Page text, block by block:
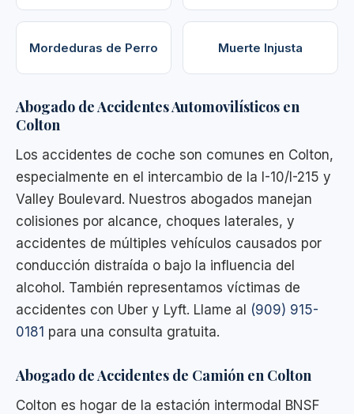
Mordeduras de Perro Muerte Injusta
Abogado de Accidentes Automovilísticos en
Colton
Los accidentes de coche son comunes en Colton,
especialmente en el intercambio de la I-10/I-215 y
Valley Boulevard. Nuestros abogados manejan
colisiones por alcance, choques laterales, y
accidentes de múltiples vehículos causados por
conducción distraída o bajo la influencia del
alcohol. También representamos víctimas de
accidentes con Uber y Lyft. Llame al (909) 915-
0181 para una consulta gratuita.
Abogado de Accidentes de Camión en Colton
Colton es hogar de la estación intermodal BNSF